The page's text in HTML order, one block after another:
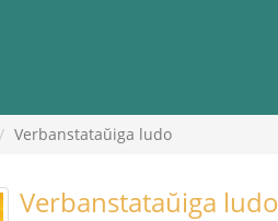
Verbanstataŭiga ludo
Verbanstataŭiga ludo